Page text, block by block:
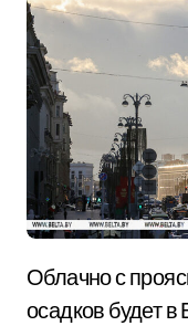
Облачно с прояснениями и без существенных
осадков будет в